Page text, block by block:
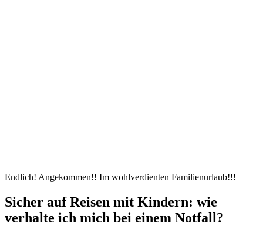
Endlich! Angekommen!! Im wohlverdienten Familienurlaub!!!
Sicher auf Reisen mit Kindern: wie
verhalte ich mich bei einem Notfall?